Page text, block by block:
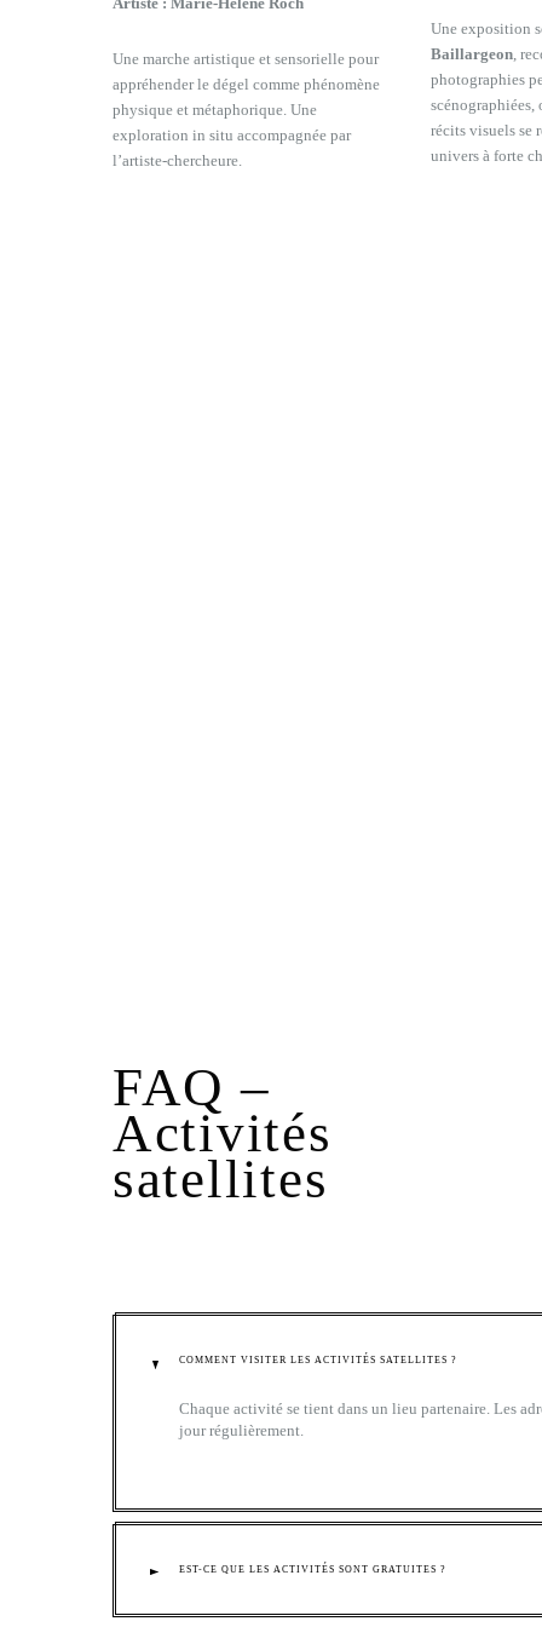
Une marche artistique et sensorielle pour
appréhender le dégel comme phénomène
physique et métaphorique. Une
exploration in situ accompagnée par
l’artiste-chercheure.
Une exposition
Baillargeon,
photographies
scénographiées,
récits visuels se
univers à forte
FAQ –
Activités
satellites
COMMENT VISITER LES ACTIVITÉS SATELLITES ?
Chaque activité se tient dans un lieu partenaire. Les
jour régulièrement.
EST-CE QUE LES ACTIVITÉS SONT GRATUITES ?